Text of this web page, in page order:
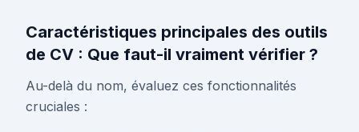
Caractéristiques principales des outils
de CV : Que faut-il vraiment vérifier ?
Au-delà du nom, évaluez ces fonctionnalités
cruciales :